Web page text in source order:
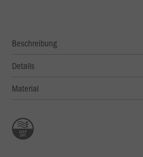
Beschreibung
Details
Material